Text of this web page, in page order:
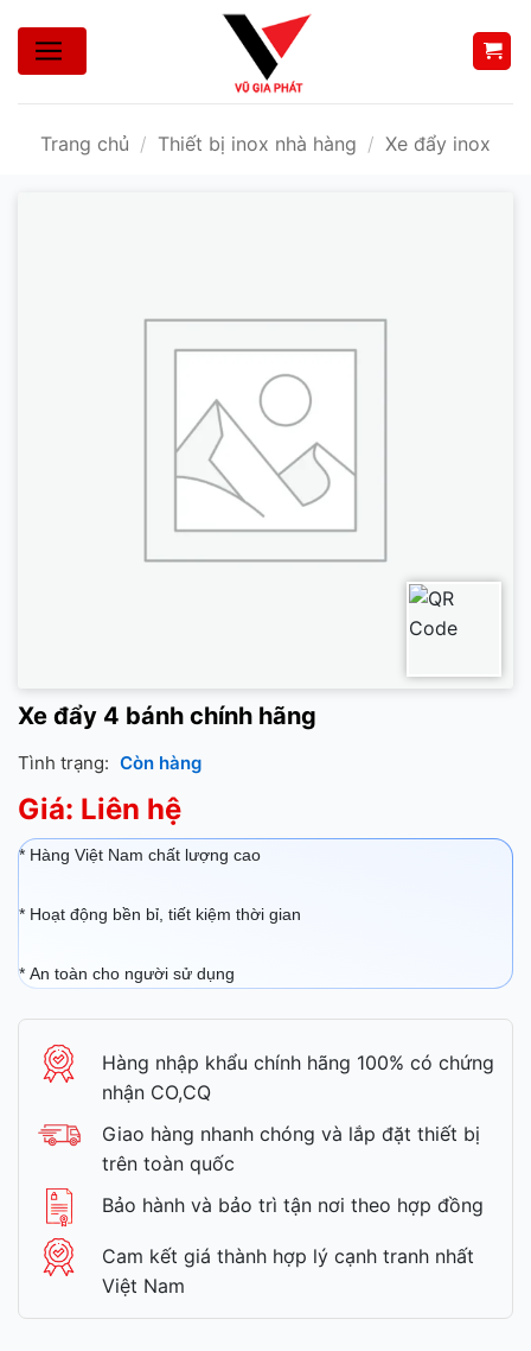
nội
Trang chủ / Thiết bị inox nhà hàng / Xe đẩy inox
Xe đẩy 4 bánh chính hãng
Tình trạng: Còn hàng
Giá: Liên hệ
* Hàng Việt Nam chất lượng cao
* Hoạt động bền bỉ, tiết kiệm thời gian
* An toàn cho người sử dụng
Hàng nhập khẩu chính hãng 100% có chứng
nhận CO,CQ
Giao hàng nhanh chóng và lắp đặt thiết bị
trên toàn quốc
Bảo hành và bảo trì tận nơi theo hợp đồng
Cam kết giá thành hợp lý cạnh tranh nhất
Việt Nam